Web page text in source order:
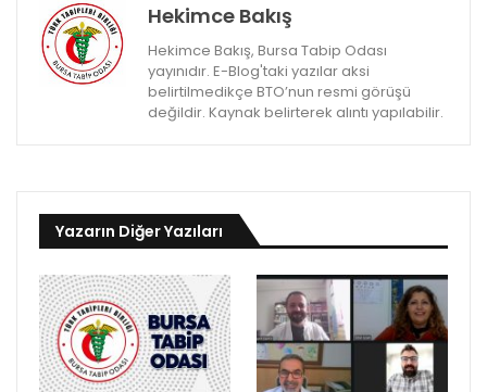
Hekimce Bakış
Hekimce Bakış, Bursa Tabip Odası
yayınıdır. E-Blog'taki yazılar aksi
belirtilmedikçe BTO’nun resmi görüşü
değildir. Kaynak belirterek alıntı yapılabilir.
Yazarın Diğer Yazıları